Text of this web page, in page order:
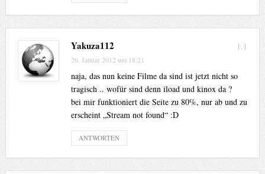
1.1
Yakuza112
26. Januar 2012 um 18:21
naja, das nun keine Filme da sind ist jetzt nicht so
tragisch .. wofür sind denn iload und kinox da ?
bei mir funktioniert die Seite zu 80%, nur ab und zu
erscheint „Stream not found“ :D
ANTWORTEN